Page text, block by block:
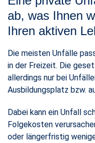
ab, was Ihnen
Ihren aktiven
Die meisten Unfälle
in der Freizeit. Die
allerdings nur bei
Ausbildungsplatz bzw.
Dabei kann ein Unfall
Folgekosten
oder längerfristig